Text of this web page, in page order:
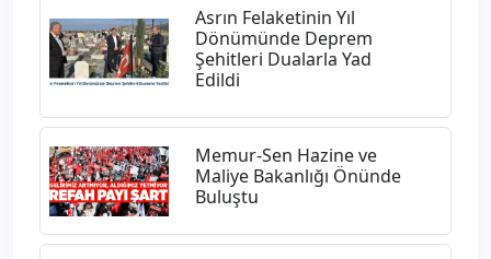
Asrın Felaketinin Yıl
Dönümünde Deprem
Şehitleri Dualarla Yad
Edildi
Memur-Sen Hazine ve
Maliye Bakanlığı Önünde
Buluştu